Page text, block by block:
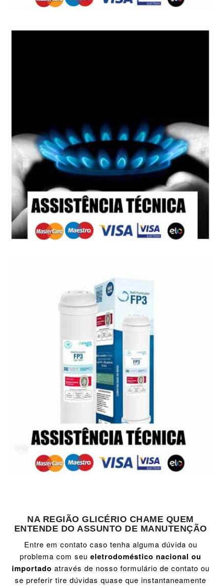
NA REGIÃO GLICÉRIO CHAME QUEM
ENTENDE DO ASSUNTO DE MANUTENÇÃO
Entre em contato caso tenha alguma dúvida ou
problema com seu eletrodoméstico nacional ou
importado através de nosso formulário de contato ou
se preferir tire dúvidas quase que instantaneamente